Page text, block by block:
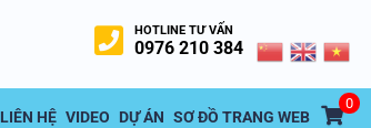
HOTLINE TƯ VẤN
0976 210 384
LIÊN HỆ VIDEO DỰ ÁN SƠ ĐỒ TRANG WEB
0